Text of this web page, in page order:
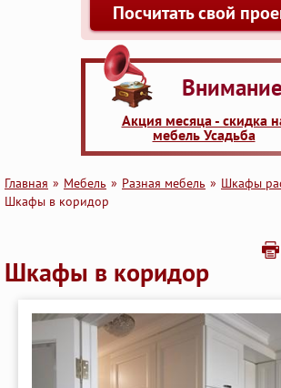
Посчитать свой
Акция месяца - скидка
мебель Усадьба
Главная Мебель Разная мебель
Шкафы
Шкафы в коридор
Шкафы в коридор